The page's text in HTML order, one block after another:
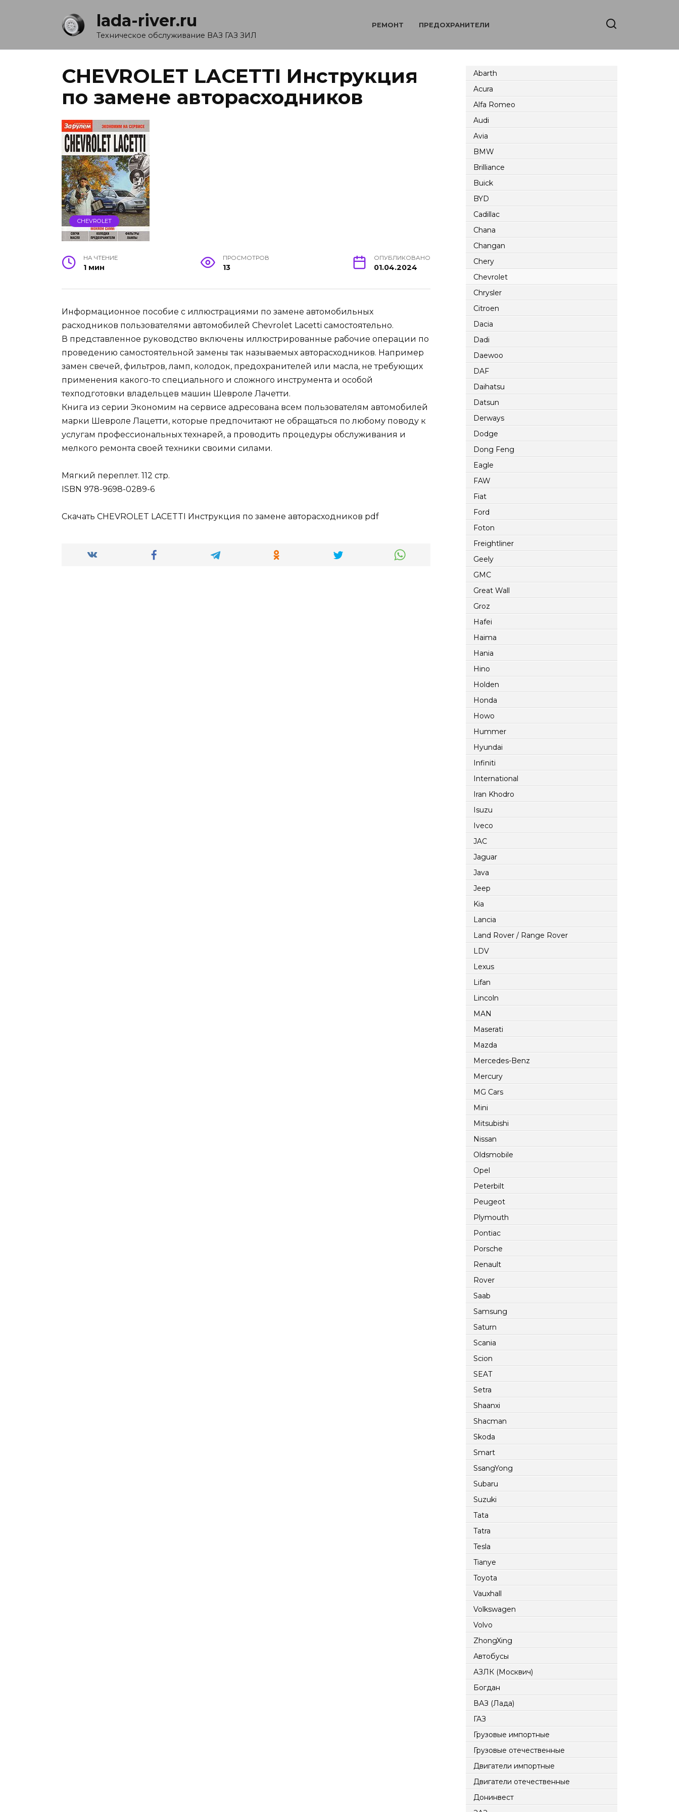
lada-river.ru
Техническое обслуживание ВАЗ ГАЗ ЗИЛ
РЕМОНТ ПРЕДОХРАНИТЕЛИ
CHEVROLET LACETTI Инструкция
по замене авторасходников
CHEVROLET
НА ЧТЕНИЕ
1 мин
ПРОСМОТРОВ
13
ОПУБЛИКОВАНО
01.04.2024
Информационное пособие с иллюстрациями по замене автомобильных
расходников пользователями автомобилей Chevrolet Lacetti самостоятельно.
В представленное руководство включены иллюстрированные рабочие операции по
проведению самостоятельной замены так называемых авторасходников. Например
замен свечей, фильтров, ламп, колодок, предохранителей или масла, не требующих
применения какого-то специального и сложного инструмента и особой
техподготовки владельцев машин Шевроле Лачетти.
Книга из серии Экономим на сервисе адресована всем пользователям автомобилей
марки Шевроле Лацетти, которые предпочитают не обращаться по любому поводу к
услугам профессиональных технарей, а проводить процедуры обслуживания и
мелкого ремонта своей техники своими силами.
Мягкий переплет. 112 стр.
ISBN 978-9698-0289-6
Скачать CHEVROLET LACETTI Инструкция по замене авторасходников pdf
Abarth
Acura
Alfa Romeo
Audi
Avia
BMW
Brilliance
Buick
BYD
Cadillac
Chana
Changan
Chery
Chevrolet
Chrysler
Citroen
Dacia
Dadi
Daewoo
DAF
Daihatsu
Datsun
Derways
Dodge
Dong Feng
Eagle
FAW
Fiat
Ford
Foton
Freightliner
Geely
GMC
Great Wall
Groz
Hafei
Haima
Hania
Hino
Holden
Honda
Howo
Hummer
Hyundai
Infiniti
International
Iran Khodro
Isuzu
Iveco
JAC
Jaguar
Java
Jeep
Kia
Lancia
Land Rover / Range Rover
LDV
Lexus
Lifan
Lincoln
MAN
Maserati
Mazda
Mercedes-Benz
Mercury
MG Cars
Mini
Mitsubishi
Nissan
Oldsmobile
Opel
Peterbilt
Peugeot
Plymouth
Pontiac
Porsche
Renault
Rover
Saab
Samsung
Saturn
Scania
Scion
SEAT
Setra
Shaanxi
Shacman
Skoda
Smart
SsangYong
Subaru
Suzuki
Tata
Tatra
Tesla
Tianye
Toyota
Vauxhall
Volkswagen
Volvo
ZhongXing
Автобусы
АЗЛК (Москвич)
Богдан
ВАЗ (Лада)
ГАЗ
Грузовые импортные
Грузовые отечественные
Двигатели импортные
Двигатели отечественные
Донинвест